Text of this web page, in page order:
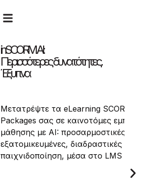
Ενδυναμώνουμε τους εκπαιδευτές.
τους εκπαιδευόμενους.
ενισχυμένες με AI υπηρεσίες
που προσφέρουμε:
από προγράμματα Train-the-Trainer
έως ενημέρωση/ευαισθητοποίηση για
το AI και ανάπτυξη soft skills.